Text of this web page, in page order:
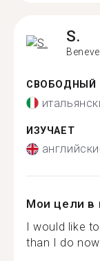
S.
СВОБОДНЫЙ
ИЗУЧАЕТ
Мои цели в
I would like
than I do